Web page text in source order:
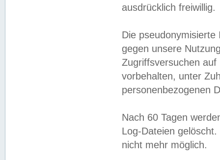
ausdrücklich freiwillig.
Die
gegen unsere
Zugriffsversuchen
vorbehalten, unter
personenbezogenen
Nach 60 Tagen
Log-Dateien
nicht mehr möglich.